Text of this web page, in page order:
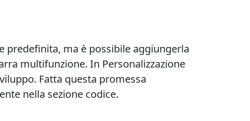
predefinita, ma è possibile aggiungerla
multifunzione. In Personalizzazione
Fatta questa promessa
nella sezione codice.